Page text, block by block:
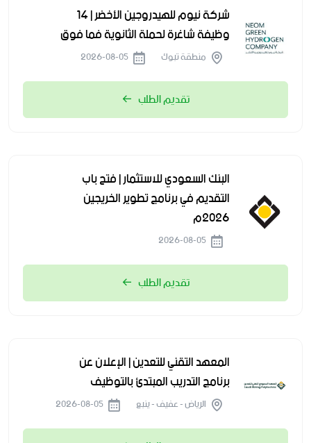
شركة نيوم للهيدروجين الأخضر | 14
وظيفة شاغرة لحملة الثانوية فما فوق
منطقة تبوك
تقديم الطلب
البنك السعودي للاستثمار | فتح باب
التقديم في برنامج تطوير الخريجين
2026م
تقديم الطلب
المعهد التقني للتعدين | الإعلان عن
برنامج التدريب المبتدئ بالتوظيف
الرياض - عفيف - ينبع